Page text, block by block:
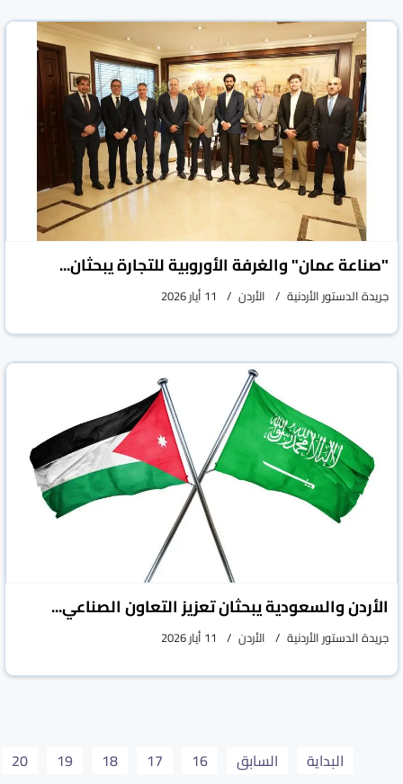
"صناعة عمان" والغرفة الأوروبية للتجارة يبحثان...
جريدة الدستور الأردنية الأردن 11 أيار 2026
الأردن والسعودية يبحثان تعزيز التعاون الصناعي...
جريدة الدستور الأردنية الأردن 11 أيار 2026
البداية السابق 16
17
18
19
20